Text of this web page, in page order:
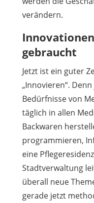
verändern.
gebraucht
Jetzt ist ein guter
„Innovieren“.
Bedürfnisse von
täglich in allen
Backwaren
programmieren,
eine
Stadtverwaltung
überall neue
gerade jetzt